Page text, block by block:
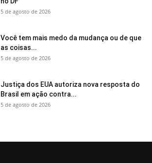
5 de agosto de 2026
Você tem mais medo da mudança ou de que
as coisas...
5 de agosto de 2026
Justiça dos EUA autoriza nova resposta do
Brasil em ação contra...
5 de agosto de 2026